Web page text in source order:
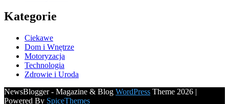
Kategorie
Ciekawe
Dom i Wnętrze
Motoryzacja
Technologia
Zdrowie i Uroda
NewsBlogger - Magazine & Blog WordPress Theme 2026 |
Powered By SpiceThemes